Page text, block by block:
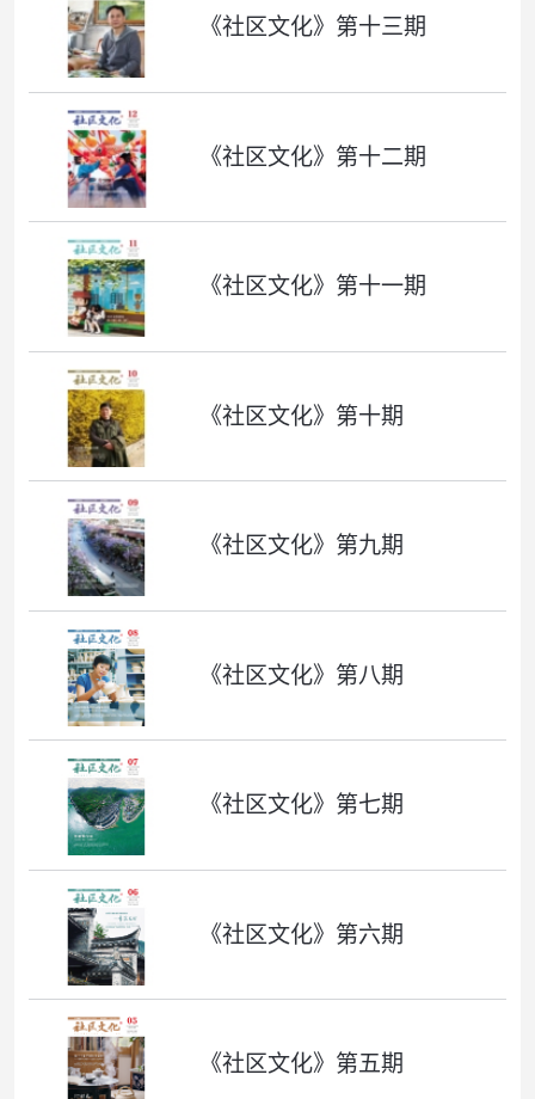
《社区文化》第十三期
《社区文化》第十二期
《社区文化》第十一期
《社区文化》第十期
《社区文化》第九期
《社区文化》第八期
《社区文化》第七期
《社区文化》第六期
《社区文化》第五期